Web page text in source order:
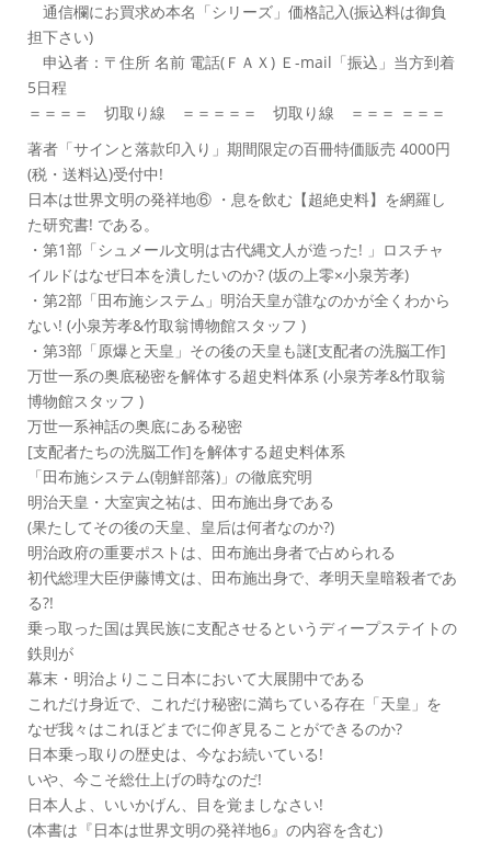
通信欄にお買求め本名「シリーズ」価格記入(振込料は御負
担下さい)
申込者：〒住所 名前 電話(ＦＡＸ) Ｅ-mail「振込」当方到着
5日程
＝＝＝＝ 切取り線 ＝＝＝＝＝ 切取り線 ＝＝＝ ＝＝＝
著者「サインと落款印入り」期間限定の百冊特価販売 4000円
(税・送料込)受付中!
日本は世界文明の発祥地⑥ ・息を飲む【超絶史料】を網羅し
た研究書! である。
・第1部「シュメール文明は古代縄文人が造った! 」ロスチャ
イルドはなぜ日本を潰したいのか? (坂の上零×小泉芳孝)
・第2部「田布施システム」明治天皇が誰なのかが全くわから
ない! (小泉芳孝&竹取翁博物館スタッフ )
・第3部「原爆と天皇」その後の天皇も謎[支配者の洗脳工作]
万世一系の奥底秘密を解体する超史料体系 (小泉芳孝&竹取翁
博物館スタッフ )
万世一系神話の奥底にある秘密
[支配者たちの洗脳工作]を解体する超史料体系
「田布施システム(朝鮮部落)」の徹底究明
明治天皇・大室寅之祐は、田布施出身である
(果たしてその後の天皇、皇后は何者なのか?)
明治政府の重要ポストは、田布施出身者で占められる
初代総理大臣伊藤博文は、田布施出身で、孝明天皇暗殺者であ
る?!
乗っ取った国は異民族に支配させるというディープステイトの
鉄則が
幕末・明治よりここ日本において大展開中である
これだけ身近で、これだけ秘密に満ちている存在「天皇」を
なぜ我々はこれほどまでに仰ぎ見ることができるのか?
日本乗っ取りの歴史は、今なお続いている!
いや、今こそ総仕上げの時なのだ!
日本人よ、いいかげん、目を覚ましなさい!
(本書は『日本は世界文明の発祥地6』の内容を含む)